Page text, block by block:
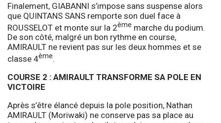
Finalement, GIABANNI s’impose sans suspense alors
que QUINTANS SANS remporte son duel face à
ROUSSELOT et monte sur la 2ème marche du podium.
De son côté, malgré un bon rythme en course,
AMIRAULT ne revient pas sur les deux hommes et se
classe 4ème.
COURSE 2 : AMIRAULT TRANSFORME SA POLE EN
VICTOIRE
Après s’être élancé depuis la pole position, Nathan
AMIRAULT (Moriwaki) ne conserve pas sa place au